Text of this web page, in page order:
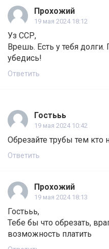
Прохожий
19 мая 2024 18:12
Уз ССР,
Врешь. Есть у тебя
убедись!
Ответить
Гостььь
19 мая 2024 10:42
Обрезайте трубы тем кто
Ответить
Прохожий
19 мая 2024 18:13
Гостььь,
Тебе бы что обрезать,
возможность платить